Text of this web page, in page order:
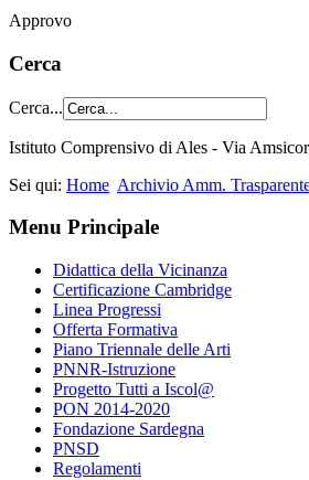
Approvo
Cerca
Cerca...
Istituto Comprensivo di Ales - Via
Sei qui: Home Archivio Amm.
Menu Principale
Didattica della Vicinanza
Certificazione Cambridge
Linea Progressi
Offerta Formativa
Piano Triennale delle Arti
PNNR-Istruzione
Progetto Tutti a Iscol@
PON 2014-2020
Fondazione Sardegna
PNSD
Regolamenti